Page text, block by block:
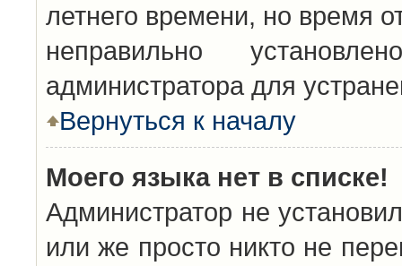
летнего времени, но время
неправильно
администратора для
Вернуться к началу
Моего языка нет в списке!
Администратор не
или же просто никто не